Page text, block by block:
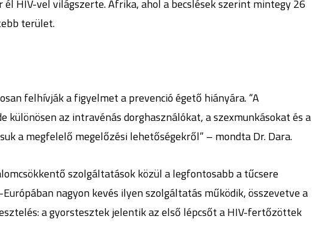
HIV-vel világszerte. Afrika, ahol a becslések szerint mintegy 26
terület.
felhívják a figyelmet a prevenció égető hiányára. “A
különösen az intravénás dorghasználókat, a szexmunkásokat és a
a megfelelő megelőzési lehetőségekről” – mondta Dr. Dara.
szolgáltatások közül a legfontosabb a tűcsere
nagyon kevés ilyen szolgáltatás működik, összevetve a
a gyorstesztek jelentik az első lépcsőt a HIV-fertőzöttek